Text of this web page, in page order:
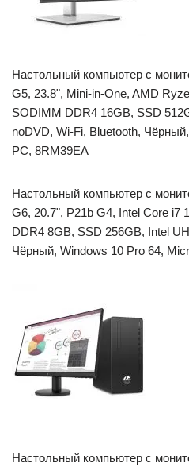
Настольный компьютер с
G5, 23.8", Mini-in-One, AMD
SODIMM DDR4 16GB, SSD
noDVD, Wi-Fi, Bluetooth,
PC, 8RM39EA
Настольный компьютер с
G6, 20.7", P21b G4, Intel Core i7
DDR4 8GB, SSD 256GB, Intel
Чёрный, Windows 10 Pro 64,
Настольный компьютер с